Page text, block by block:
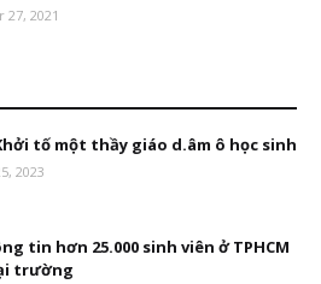
2021
tố một thầy giáo d.âm ô học sinh
2023
tin hơn 25.000 sinh viên ở TPHCM
trường